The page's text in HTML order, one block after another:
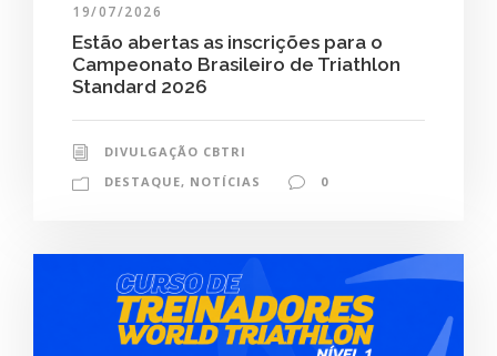
19/07/2026
Estão abertas as inscrições para o
Campeonato Brasileiro de Triathlon
Standard 2026
DIVULGAÇÃO CBTRI
DESTAQUE, NOTÍCIAS 0